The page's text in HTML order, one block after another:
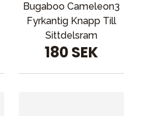
Bugaboo Cameleon3
Fyrkantig Knapp Till
Sittdelsram
180 SEK